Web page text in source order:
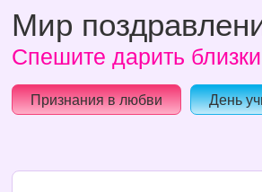
Мир
Спешите дарить
Признания в любви День